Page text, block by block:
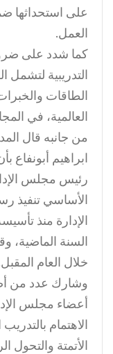
على استحداثها
العمل.
كما شدد على
التدريبية لتشمل
الطاقات
العالمية، في
من جانبه قال
ابراهيم أبونفاع
رئيس مجلس
الأساسي تنفيذ
الإدارة منذ
السنة الماضية،
خلال العام
وشارك عدد من
أعضاء مجلس
الاهتمام
الأتمتة